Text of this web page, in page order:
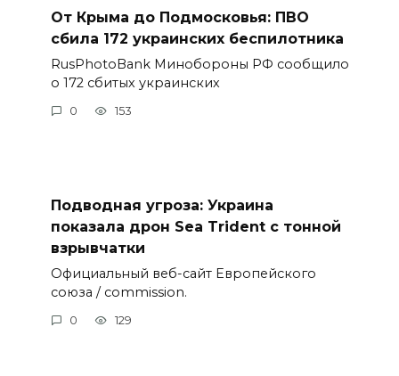
От Крыма до Подмосковья: ПВО
сбила 172 украинских беспилотника
RusPhotoBank Минобороны РФ сообщило
о 172 сбитых украинских
0 153
Подводная угроза: Украина
показала дрон Sea Trident с тонной
взрывчатки
Официальный веб-сайт Европейского
союза / commission.
0 129